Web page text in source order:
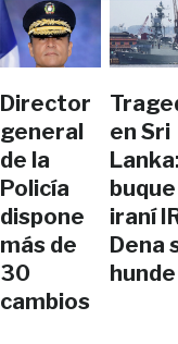
Director
general
de la
Policía
dispone
más de
30
cambios
en Sri
buque
iraní
Dena
hunde